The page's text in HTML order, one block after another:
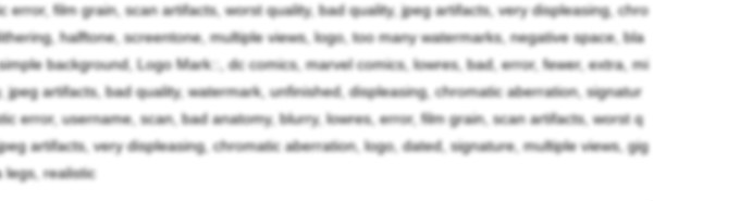
さか、貴様ら同士で昨晩…」
いや！別にそう言うつもりじゃないんですよ！？コイツが男の時に童貞捨てられ
哀想だなって思って慰めてやっただけっスよ！！」
にそこまで詳しく聞くつもりは無かったんだが…。」
error, film grain, scan artifacts, worst quality, bad quality, jpeg artifacts, very displeasing, chro
halftone, screentone, multiple views, logo, too many watermarks, negative space, bla
background, Logo Mark::, dc comics, marvel comics, lowres, bad, error, fewer, extra, mi
jpeg artifacts, bad quality, watermark, unfinished, displeasing, chromatic aberration, signatur
error, username, scan, bad anatomy, blurry, lowres, error, film grain, scan artifacts, worst q
artifacts, very displeasing, chromatic aberration, logo, dated, signature, multiple views, gig
legs, realistic